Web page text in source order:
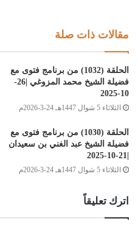
دار الإفتاء الليبية رسالة ابن أبي زيد القيروانيمقالات ذات صلة
الحلقة (1032) من برنامج فتوى مع
فضيلة الشيخ محمد المزوغي |26-
10-2025
الثلاثاء 5 شوال 1447هـ 24-3-2026م
الحلقة (1030) من برنامج فتوى مع
فضيلة الشيخ عبد الغني بن سعيدان
الثلاثاء 5 شوال 1447هـ 24-3-2026م
اترك تعليقاً